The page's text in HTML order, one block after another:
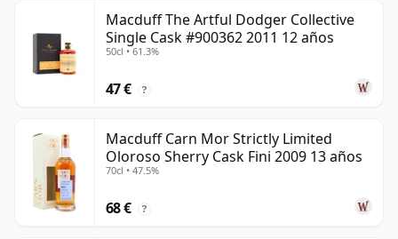
Macduff The Artful Dodger Collective
Single Cask #900362 2011 12 años
50cl • 61.3%
47 € ?
Macduff Carn Mor Strictly Limited
Oloroso Sherry Cask Fini 2009 13 años
70cl • 47.5%
68 € ?